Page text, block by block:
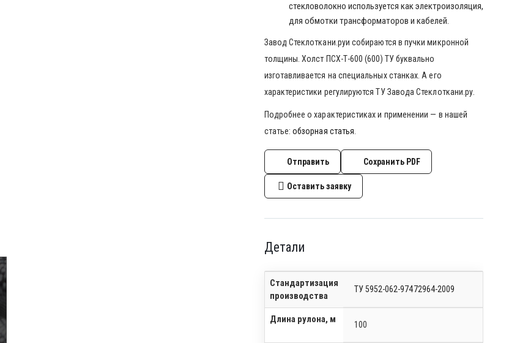
стекловолокно используется как электроизоляция,
для обмотки трансформаторов и кабелей.
Завод Стеклоткани.руи собираются в пучки микронной
толщины. Холст ПСХ-Т-600 (600) ТУ буквально
изготавливается на специальных станках. А его
характеристики регулируются ТУ Завода Стеклоткани.ру.
Подробнее о характеристиках и применении — в нашей
статье:обзорная статья
Отправить Сохранить PDF
Оставить заявку
Детали
Стандартизация
производства
ТУ 5952-062-97472964-2009
Длина рулона, м 100